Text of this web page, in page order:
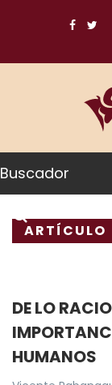
Buscador
ARTÍCULO
DE LO
HUMANOS